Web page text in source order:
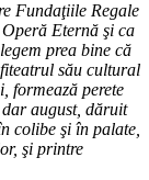
Fundaţiile Regale
Eternă şi ca
prea bine că
său cultural
formează perete
august, dăruit
colibe şi în palate,
şi printre